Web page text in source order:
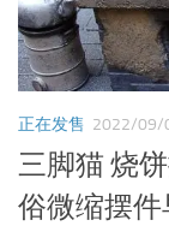
正在发售 2022/09/
三脚猫 烧
俗微缩摆